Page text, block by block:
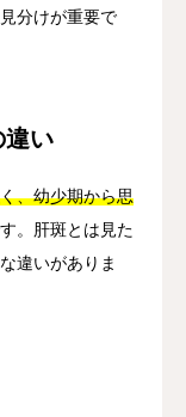
分けが重要で
違い
、幼少期から思
。肝斑とは見た
違いがありま